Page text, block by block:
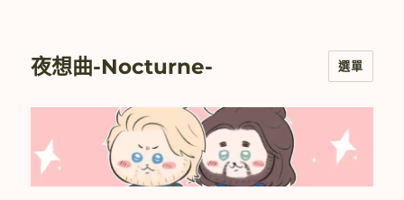
夜想曲-Nocturne- 選單